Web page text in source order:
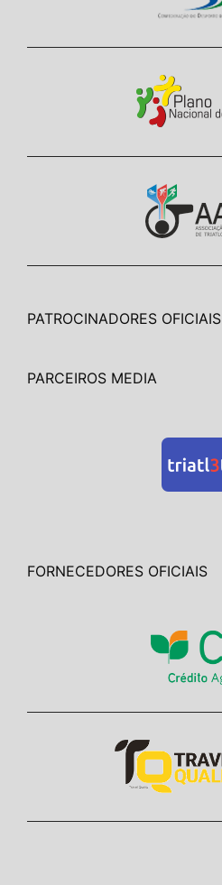
PATROCINADORES OFICIAIS
PARCEIROS MEDIA
FORNECEDORES OFICIAIS